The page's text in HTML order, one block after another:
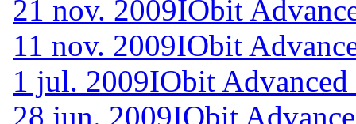
21 nov. 2009IObit
11 nov. 2009IObit
1 jul. 2009IObit Advanced
28 jun. 2009IObit